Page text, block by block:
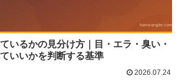
いるかの見分け方｜目・エラ・臭い・
いいかを判断する基準
2026.07.24